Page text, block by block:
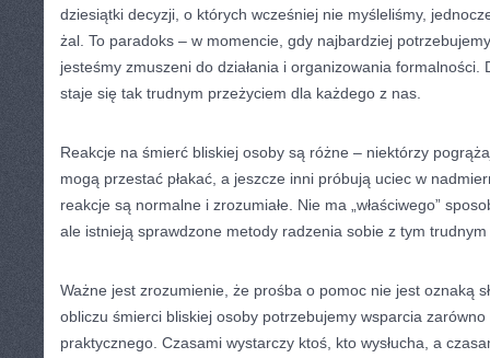
dziesiątki decyzji, o których wcześniej nie myśleliśmy,
żal. To paradoks – w momencie, gdy najbardziej
jesteśmy zmuszeni do działania i organizowania formalności.
staje się tak trudnym przeżyciem dla każdego z nas.
Reakcje na śmierć bliskiej osoby są różne – niektórzy
mogą przestać płakać, a jeszcze inni próbują uciec w
reakcje są normalne i zrozumiałe. Nie ma „właściwego”
ale istnieją sprawdzone metody radzenia sobie z tym
Ważne jest zrozumienie, że prośba o pomoc nie jest oznaką
obliczu śmierci bliskiej osoby potrzebujemy wsparcia
praktycznego. Czasami wystarczy ktoś, kto wysłucha, a